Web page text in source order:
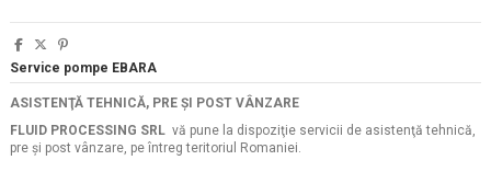
Service pompe EBARA
ASISTENŢĂ TEHNICĂ, PRE ŞI POST VÂNZARE
FLUID PROCESSING SRL vă pune la dispoziţie servicii de asistenţă tehnică,
pre şi post vânzare, pe întreg teritoriul Romaniei.